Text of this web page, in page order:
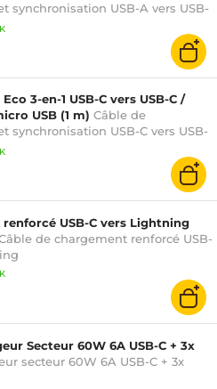
synchronisation USB-A vers USB-
micro USB fabriqué en matériaux
3-en-1 USB-C vers USB-C /
USB (1 m) Câble de
synchronisation USB-C vers USB-
micro USB fabriqué en matériaux
renforcé USB-C vers Lightning
de chargement renforcé USB-
Secteur 60W 6A USB-C + 3x
secteur 60W 6A USB-C + 3x